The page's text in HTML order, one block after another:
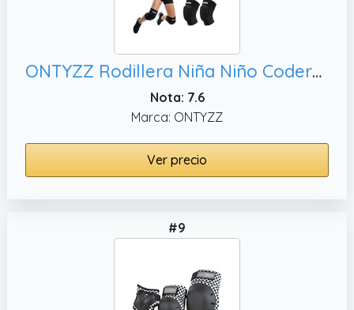
ONTYZZ Rodillera Niña Niño Coderas Transpirables Ligeras Deportivas Proteccion para Futbol Baloncesto Voleibol MTB Gimnasia Ritmica Balonmano Baile
Nota: 7.6
Marca: ONTYZZ
Ver precio
#9